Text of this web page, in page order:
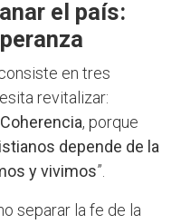
el país:
en tres
revitalizar:
Coherencia, porque
depende de la
y vivimos”.
separar la fe de la